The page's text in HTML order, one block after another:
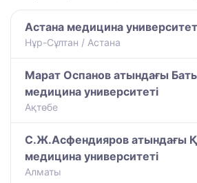
Астана медицина
Нұр-Сұлтан / Астана
Марат Оспанов атындағы
медицина университеті
Ақтөбе
С.Ж.Асфендияров атындағы
медицина университеті
Алматы